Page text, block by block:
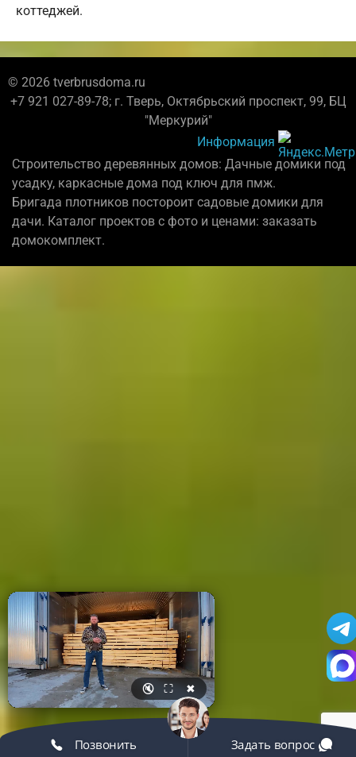
коттеджей.
© 2026 tverbrusdoma.ru
+7 921 027-89-78; г. Тверь, Октябрьский проспект, 99, БЦ
"Меркурий"
Информация
Строительство деревянных домов: Дачные домики под
усадку, каркасные дома под ключ для пмж.
Бригада плотников постороит садовые домики для
дачи. Каталог проектов с фото и ценами: заказать
домокомплект.
🔇 ⛶ ✖
Позвонить Задать вопрос